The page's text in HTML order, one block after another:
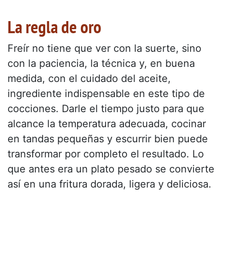
La regla de oro
Freír no tiene que ver con la suerte, sino
con la paciencia, la técnica y, en buena
medida, con el cuidado del aceite,
ingrediente indispensable en este tipo de
cocciones. Darle el tiempo justo para que
alcance la temperatura adecuada, cocinar
en tandas pequeñas y escurrir bien puede
transformar por completo el resultado. Lo
que antes era un plato pesado se convierte
así en una fritura dorada, ligera y deliciosa.